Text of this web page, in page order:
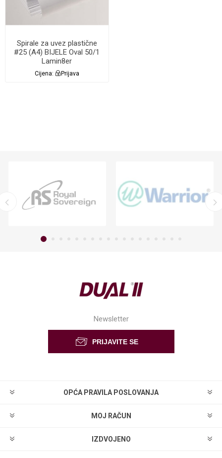
Spirale za uvez plastične
#25 (A4) BIJELE Oval 50/1
Lamin8er
Cijena: Prijava
Newsletter
OPĆA PRAVILA POSLOVANJA
MOJ RAČUN
IZDVOJENO